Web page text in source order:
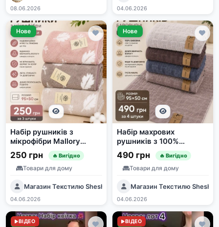
08.06.2026 04.06.2026
Нове
Набір рушників з
мікрофібри Mallory
Home 95x50 см 3 шт.
250 грн 🔥 Вигідно
Товари для дому
Магазин Текстилю SheshaShop
04.06.2026
Нове
Набір махрових
рушників з 100%
бавовни 95x50 см, 4 шт.
490 грн 🔥 Вигідно
Товари для дому
Магазин Текстилю
04.06.2026
Нове
ВІДЕО Нове
ВІДЕО